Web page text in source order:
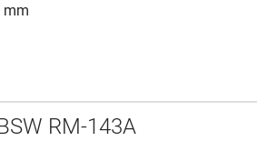
mm
RM-143A